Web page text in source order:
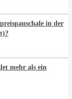
in der
mehr als ein